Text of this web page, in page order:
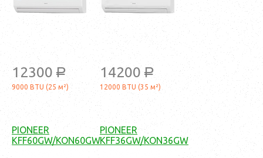
12300 a
9000 BTU (25 м²)
14200 a
12000 BTU (35 м²)
PIONEER
KFF60GW/KON60GW
PIONEER
KFF36GW/KON36GW